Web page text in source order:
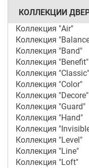
КОЛЛЕКЦИИ
Коллекция "Air"
Коллекция
Коллекция "Band"
Коллекция "Benefit"
Коллекция "Classic"
Коллекция "Color"
Коллекция "Decore"
Коллекция "Guard"
Коллекция "Hand"
Коллекция
Коллекция "Level"
Коллекция "Line"
Коллекция "Loft"